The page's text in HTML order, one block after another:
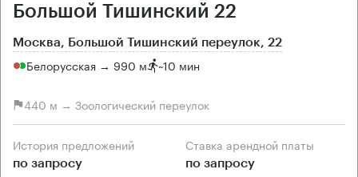
Большой Тишинский 22
Москва, Большой Тишинский переулок, 22
Белорусская → 990 м ~10 мин
440 м → Зоологический переулок
История предложений
по запросу
Ставка арендной платы
по запросу